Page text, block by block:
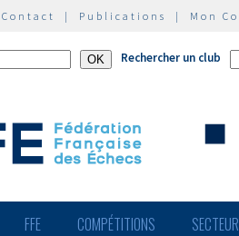
Contact | Publications | Mon
Rechercher un club
FFE COMPÉTITIONS